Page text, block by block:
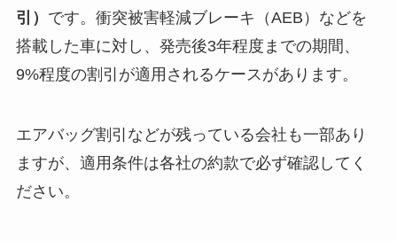
引） です。衝突被害軽減ブレーキ（AEB）などを
搭載した車に対し、発売後3年程度までの期間、
9%程度の割引が適用されるケースがあります。
エアバッグ割引などが残っている会社も一部あり
ますが、適用条件は各社の約款で必ず確認してく
ださい。